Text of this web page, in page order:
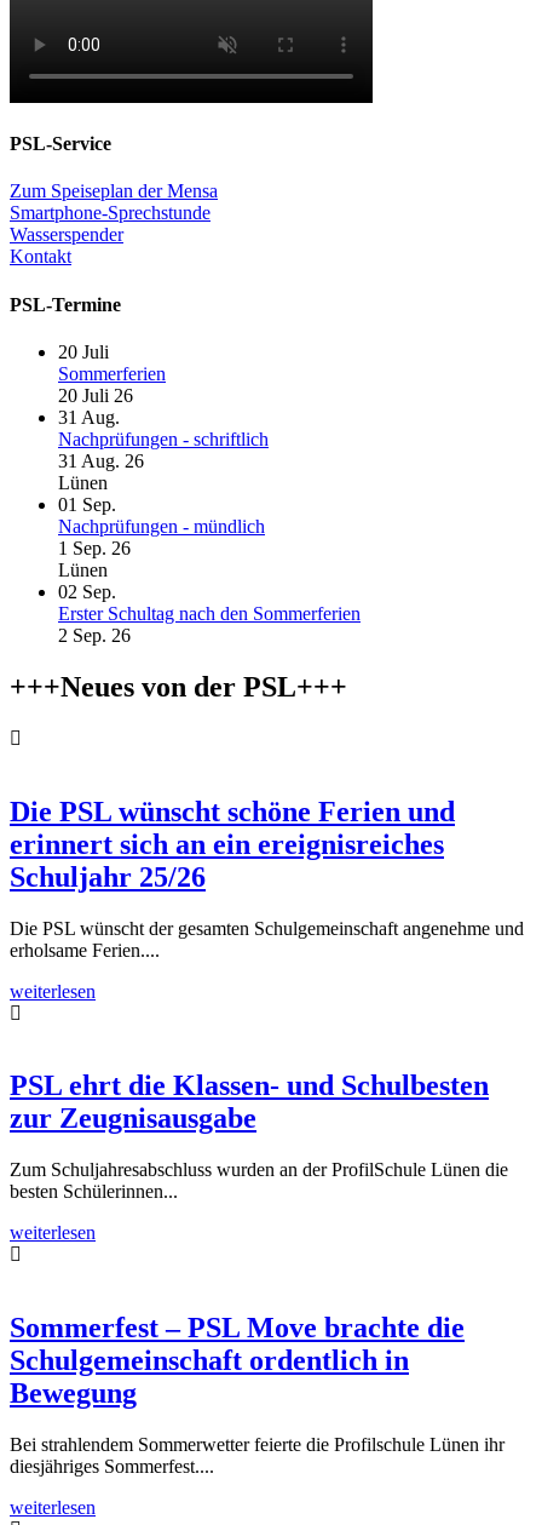
PSL-Service
Zum Speiseplan der Mensa
Smartphone-Sprechstunde
Wasserspender
Kontakt
PSL-Termine
20 Juli
Sommerferien
20 Juli 26
31 Aug.
Nachprüfungen - schriftlich
31 Aug. 26
Lünen
01 Sep.
Nachprüfungen - mündlich
1 Sep. 26
Lünen
02 Sep.
Erster Schultag nach den Sommerferien
2 Sep. 26
+++Neues von der PSL+++
Die PSL wünscht schöne Ferien und
erinnert sich an ein ereignisreiches
Schuljahr 25/26
Die PSL wünscht der gesamten Schulgemeinschaft angenehme und
erholsame Ferien....
weiterlesen
PSL ehrt die Klassen- und Schulbesten
zur Zeugnisausgabe
Zum Schuljahresabschluss wurden an der ProfilSchule Lünen die
besten Schülerinnen...
weiterlesen
Sommerfest – PSL Move brachte die
Schulgemeinschaft ordentlich in
Bewegung
Bei strahlendem Sommerwetter feierte die Profilschule Lünen ihr
diesjähriges Sommerfest....
weiterlesen